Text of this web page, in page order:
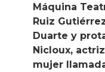
Máquina
Ruiz
Duarte y
Nicloux,
mujer